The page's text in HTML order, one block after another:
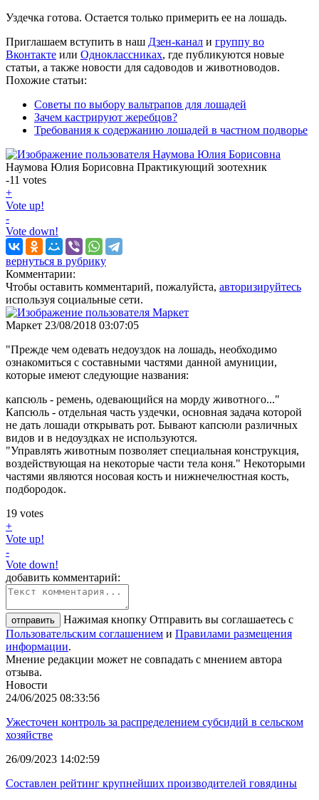
Уздечка готова. Остается только примерить ее на лошадь.
Приглашаем вступить в наш Дзен-канал и группу во
Вконтакте или Одноклассниках, где публикуются новые
статьи, а также новости для садоводов и животноводов.
Похожие статьи:
Советы по выбору вальтрапов для лошадей
Зачем кастрируют жеребцов?
Требования к содержанию лошадей в частном подворье
Наумова Юлия Борисовна Практикующий зоотехник
-11 votes
+
Vote up!
-
Vote down!
вернуться в рубрику
Комментарии:
Чтобы оставить комментарий, пожалуйста, авторизируйтесь
используя социальные сети.
Маркет 23/08/2018 03:07:05
"Прежде чем одевать недоуздок на лошадь, необходимо
ознакомиться с составными частями данной амуниции,
которые имеют следующие названия:
капсюль - ремень, одевающийся на морду животного..."
Капсюль - отдельная часть уздечки, основная задача которой
не дать лошади открывать рот. Бывают капсюли различных
видов и в недоуздках не используются.
"Управлять животным позволяет специальная конструкция,
воздействующая на некоторые части тела коня." Некоторыми
частями являются носовая кость и нижнечелюстная кость,
подбородок.
19 votes
+
Vote up!
-
Vote down!
добавить комментарий:
отправить
Нажимая кнопку Отправить вы соглашаетесь с
Пользовательским соглашением и Правилами размещения
информации.
Мнение редакции может не совпадать с мнением автора
отзыва.
Новости
24/06/2025 08:33:56
Ужесточен контроль за распределением субсидий в сельском
хозяйстве
26/09/2023 14:02:59
Составлен рейтинг крупнейших производителей говядины